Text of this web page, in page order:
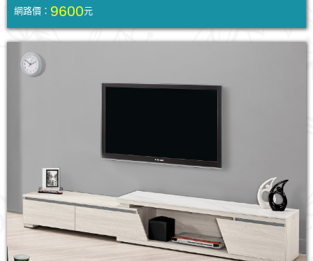
網路價： 9600元